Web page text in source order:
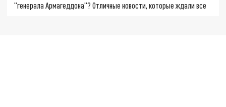
"генерала Армагеддона"? Отличные новости, которые ждали все